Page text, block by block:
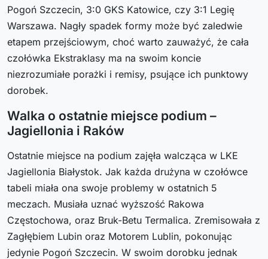
Pogoń Szczecin, 3:0 GKS Katowice, czy 3:1 Legię
Warszawa. Nagły spadek formy może być zaledwie
etapem przejściowym, choć warto zauważyć, że cała
czołówka Ekstraklasy ma na swoim koncie
niezrozumiałe porażki i remisy, psujące ich punktowy
dorobek.
Walka o ostatnie miejsce podium –
Jagiellonia i Raków
Ostatnie miejsce na podium zajęła walcząca w LKE
Jagiellonia Białystok. Jak każda drużyna w czołówce
tabeli miała ona swoje problemy w ostatnich 5
meczach. Musiała uznać wyższość Rakowa
Częstochowa, oraz Bruk-Betu Termalica. Zremisowała z
Zagłębiem Lubin oraz Motorem Lublin, pokonując
jedynie Pogoń Szczecin. W swoim dorobku jednak